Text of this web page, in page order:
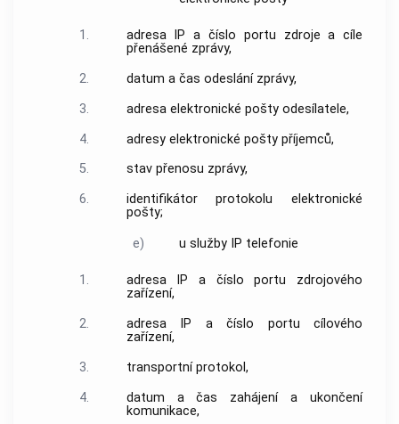
1. adresa IP ačíslo portu zdroje a cíle
přenášené zprávy,
2.
datum a čas odeslání zprávy,
3.
adresa elektronické pošty odesílatele,
4.
adresy elektronické pošty příjemců,
5.
stav přenosu zprávy,
6.
identifikátor protokolu elektronické
pošty;
e) u služby IP telefonie
1. adresa IP a číslo portu zdrojového
zařízení,
2.
adresa IP ačíslo portu cílového
zařízení,
3.
transportní protokol,
4.
datum a čas zahájení a ukončení
komunikace,